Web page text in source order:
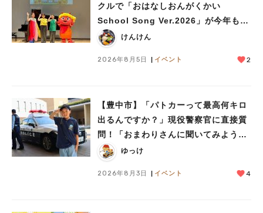
クルで「おはなしおんがくかい
School Song Ver.2026」が今年も開
催！テーマは「学校」♪
けんけん
2026年8月5日 イベント 2
【豊中市】「パトカーって最高何キロ
出るんですか？」現役警察官に直接質
問！「おまわりさんに聞いてみよう」
に参加しました
ゆっけ
2026年8月3日 イベント 4
人気のキーワード
#自然とふれあう
#教えたい／教えて投稿記事#大阪学院大 商品開発プロジェクト